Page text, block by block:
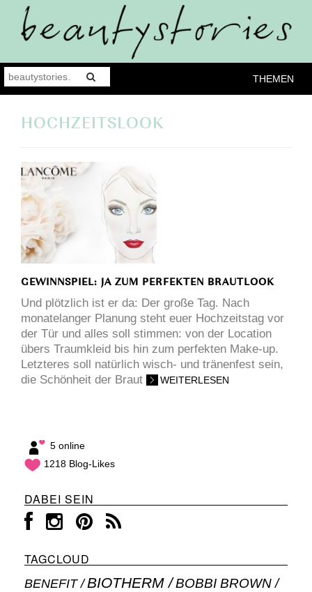
THEMEN
HOCHZEITSLOOK
GEWINNSPIEL: JA ZUM PERFEKTEN BRAUTLOOK
Und plötzlich ist er da: Der große Tag. Nach
monatelanger Planung steht euer Hochzeitstag vor
der Tür und alles soll stimmen: von der Location
übers Traumkleid bis hin zum perfekten Make-up.
Letzteres soll natürlich wisch- und tränenfest sein,
die Schönheit der Braut
WEITERLESEN
5 online
1218 Blog-Likes
DABEI SEIN
TAGCLOUD
BENEFIT BIOTHERM BOBBI BROWN